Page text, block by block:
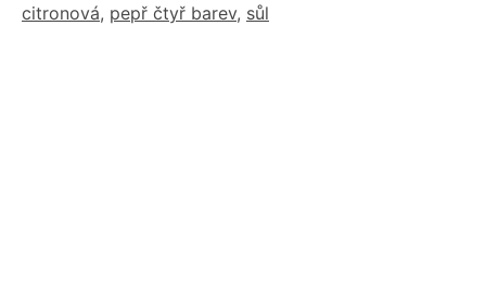
citronová, pepř čtyř barev, sůl